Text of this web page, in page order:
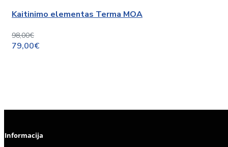
Kaitinimo elementas Terma MOA
98,00€
79,00€
Informacija